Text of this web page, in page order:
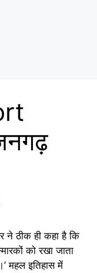
ठीक ही कहा है कि
को रखा जाता
महल इतिहास में